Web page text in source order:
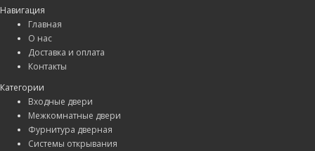
Навигация
Главная
О нас
Доставка и оплата
Контакты
Категории
Входные двери
Межкомнатные двери
Фурнитура дверная
Системы открывания